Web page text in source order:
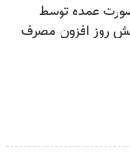
صورت عمده توسط
روز افزون مصرف